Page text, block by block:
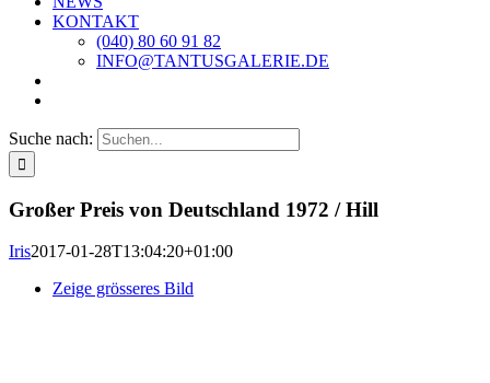
KONTAKT
(040) 80 60 91 82
INFO@TANTUSGALERIE.DE
Suche nach:
Großer Preis von Deutschland 1972 / Hill
Iris2017-01-28T13:04:20+01:00
Zeige grösseres Bild